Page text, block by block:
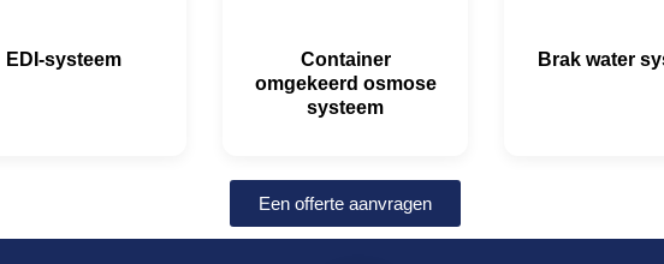
EDI-systeem
Container
omgekeerd osmose
systeem
Brak water
Een offerte aanvragen